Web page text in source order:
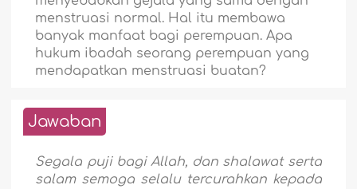
menstruasi normal. Hal itu membawa
banyak manfaat bagi perempuan. Apa
hukum ibadah seorang perempuan yang
mendapatkan menstruasi buatan?
Jawaban
Segala puji bagi Allah, dan shalawat serta
salam semoga selalu tercurahkan kepada